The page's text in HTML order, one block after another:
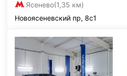
Ясенево(1,35 км)
Новоясеневский пр, 8с1